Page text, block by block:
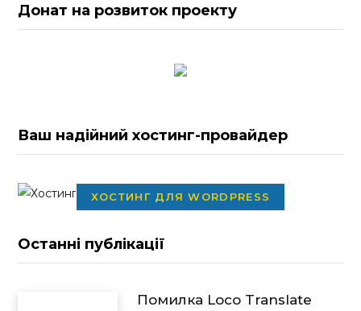
Донат на розвиток проекту
Ваш надійний хостинг-провайдер
ХОСТИНГ ДЛЯ WORDPRESS
Останні публікації
Помилка Loco Translate